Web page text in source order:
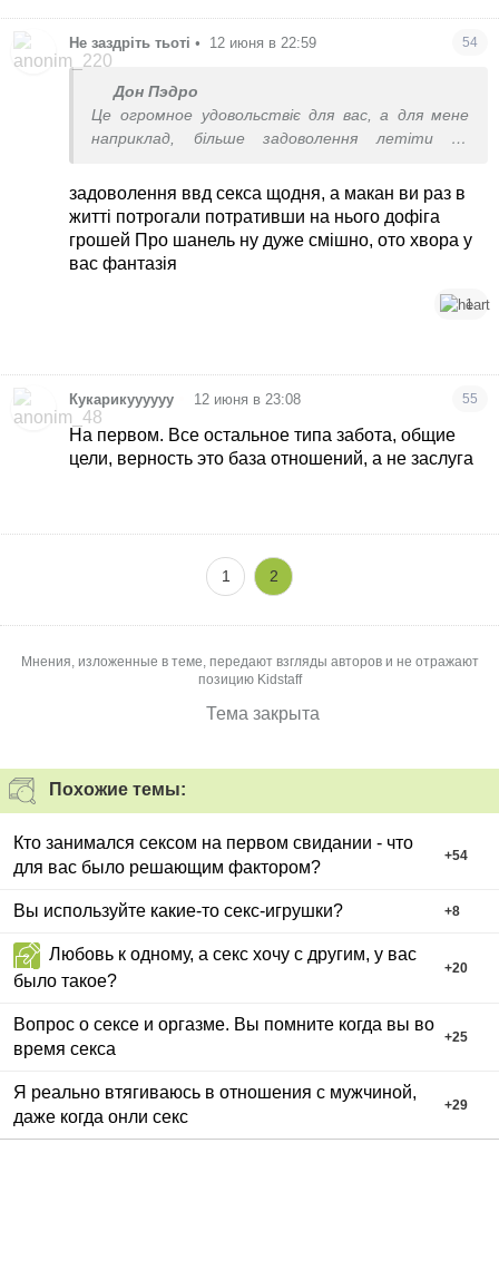
Не заздріть тьоті • 12 июня в 22:59 54
Дон Пэдро
Це огромное удовольствіє для вас, а для мене
наприклад, більше задоволення летіти по
навіть не знаєте.
Чи коли тобі дзвонить консультант шанел
запитати коли тобі буде зручніше приіхати в
бутік
задоволення ввд секса щодня, а макан ви раз в
житті потрогали потративши на нього дофіга
грошей Про шанель ну дуже смішно, ото хвора у
вас фантазія
1
Кукарикуууууу 12 июня в 23:08 55
На первом. Все остальное типа забота, общие
цели, верность это база отношений, а не заслуга
1 2
Мнения, изложенные в теме, передают взгляды авторов и не отражают
позицию Kidstaff
Тема закрыта
Похожие темы:
Кто занимался сексом на первом свидании - что
для вас было решающим фактором?
+54
Вы используйте какие-то секс-игрушки? +8
Любовь к одному, а секс хочу с другим, у вас
было такое?
+20
Вопрос о сексе и оргазме. Вы помните когда вы во
время секса
+25
Я реально втягиваюсь в отношения с мужчиной,
даже когда онли секс
+29